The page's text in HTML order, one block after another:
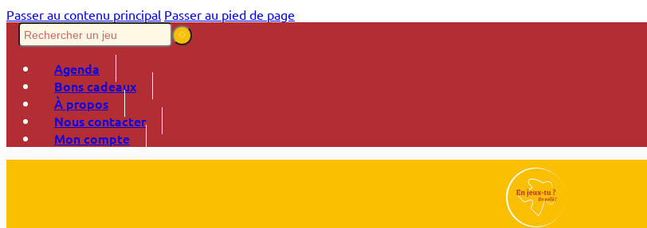
Passer au contenu principal Passer au pied de page
Agenda
Bons cadeaux
À propos
Nous contacter
Mon compte